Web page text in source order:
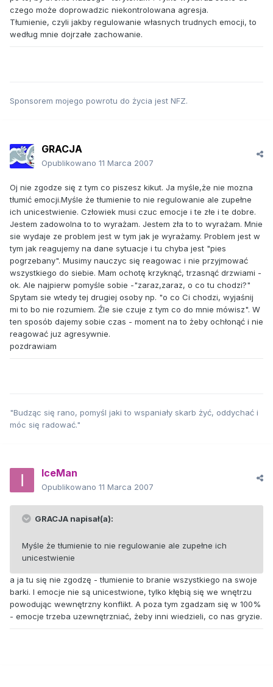
czego może doprowadzic niekontrolowana agresja.
Tłumienie, czyli jakby regulowanie własnych trudnych emocji, to
według mnie dojrzałe zachowanie.
Sponsorem mojego powrotu do życia jest NFZ.
GRACJA
Opublikowano 11 Marca 2007
Oj nie zgodze się z tym co piszesz kikut. Ja myśle,że nie mozna
tłumić emocji.Myśle że tłumienie to nie regulowanie ale zupełne
ich unicestwienie. Człowiek musi czuc emocje i te złe i te dobre.
Jestem zadowolna to to wyrażam. Jestem zła to to wyrażam. Mnie
sie wydaje ze problem jest w tym jak je wyrażamy. Problem jest w
tym jak reagujemy na dane sytuacje i tu chyba jest "pies
pogrzebany". Musimy nauczyc się reagowac i nie przyjmować
wszystkiego do siebie. Mam ochotę krzyknąć, trzasnąć drzwiami -
ok. Ale najpierw pomyśle sobie -"zaraz,zaraz, o co tu chodzi?"
Spytam sie wtedy tej drugiej osoby np. "o co Ci chodzi, wyjaśnij
mi to bo nie rozumiem. Źle sie czuje z tym co do mnie mówisz". W
ten sposób dajemy sobie czas - moment na to żeby ochłonąć i nie
reagować juz agresywnie.
pozdrawiam
"Budząc się rano, pomyśl jaki to wspaniały skarb żyć, oddychać i
móc się radować."
IceMan
Opublikowano 11 Marca 2007
GRACJA napisał(a):
Myśle że tłumienie to nie regulowanie ale zupełne ich
unicestwienie
a ja tu się nie zgodzę - tłumienie to branie wszystkiego na swoje
barki. I emocje nie są unicestwione, tylko kłębią się we wnętrzu
powodując wewnętrzny konflikt. A poza tym zgadzam się w 100%
- emocje trzeba uzewnętrzniać, żeby inni wiedzieli, co nas gryzie.